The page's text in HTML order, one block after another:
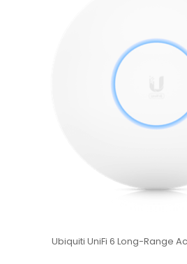
Ubiquiti UniFi 6 Long-Range